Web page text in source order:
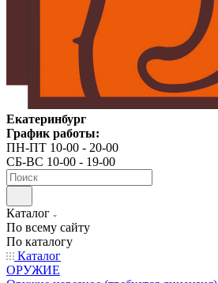
Екатеринбург
График работы:
ПН-ПТ 10-00 - 20-00
СБ-ВС 10-00 - 19-00
Каталог
По всему сайту
По каталогу
Каталог
ОРУЖИЕ